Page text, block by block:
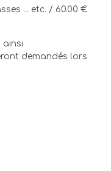
... etc. / 60.00 €
ainsi
demandés lors